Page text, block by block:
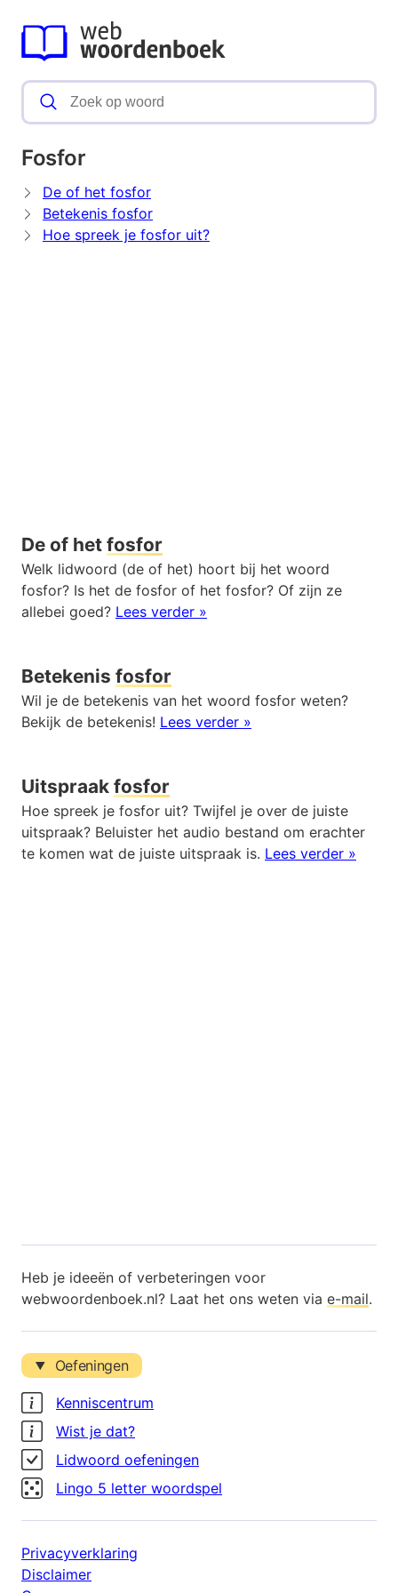
Fosfor
De of het fosfor
Betekenis fosfor
Hoe spreek je fosfor uit?
De of het fosfor
Welk lidwoord (de of het) hoort bij het woord
fosfor? Is het de fosfor of het fosfor? Of zijn ze
allebei goed? Lees verder »
Betekenis fosfor
Wil je de betekenis van het woord fosfor weten?
Bekijk de betekenis! Lees verder »
Uitspraak fosfor
Hoe spreek je fosfor uit? Twijfel je over de juiste
uitspraak? Beluister het audio bestand om erachter
te komen wat de juiste uitspraak is. Lees verder »
Heb je ideeën of verbeteringen voor
webwoordenboek.nl? Laat het ons weten via e-mail.
Oefeningen
Kenniscentrum
Wist je dat?
Lidwoord oefeningen
Lingo 5 letter woordspel
Privacyverklaring
Disclaimer